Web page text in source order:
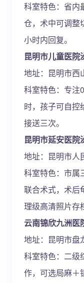
科室特色：省内
仓，术中可调整
小时内回复。
昆明市儿童医院
地址：昆明市西
科室特色：专注
时，孩子可自控
接送三次。
昆明市延安医院
地址：昆明市人
科室特色：市属
联合术式，术后
理级高清照片存
云南锦欣九洲医
地址：昆明市盘
科室特色：二级
作，可选局麻＋